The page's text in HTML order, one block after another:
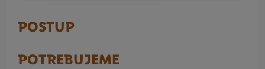
POSTUP
POTREBUJEME